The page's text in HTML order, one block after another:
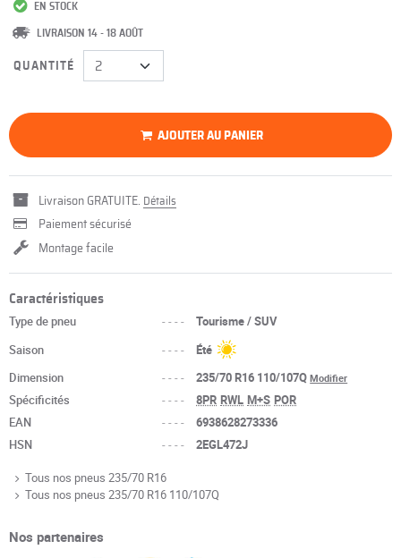
EN STOCK
LIVRAISON 14 - 18 AOÛT
QUANTITÉ
AJOUTER AU PANIER
Livraison GRATUITE. Détails
Paiement sécurisé
Montage facile
Caractéristiques
Type de pneu ----
Tourisme / SUV
Saison
----
Été
Dimension
---- 235/70 R16 110/107QModifier
Spécificités ---- 8PR RWL M+S POR
EAN
----
6938628273336
HSN
---- 2EGL472J
Tous nos pneus 235/70 R16
Tous nos pneus 235/70 R16 110/107Q
Nos partenaires